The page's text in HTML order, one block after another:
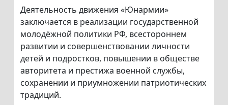
Деятельность движения «Юнармии»
заключается в реализации государственной
молодёжной политики РФ, всестороннем
развитии и совершенствовании личности
детей и подростков, повышении в обществе
авторитета и престижа военной службы,
сохранении и приумножении патриотических
традиций.